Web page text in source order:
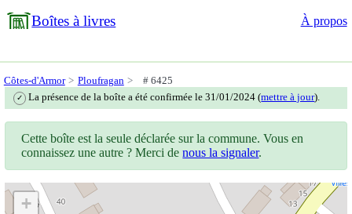
Boîtes à livres À propos
Côtes-d'Armor Ploufragan # 6425
✓ La présence de la boîte a été confirmée le 31/01/2024 (mettre à jour).
Cette boîte est la seule déclarée sur la commune. Vous en
connaissez une autre ? Merci denous la signaler.
+